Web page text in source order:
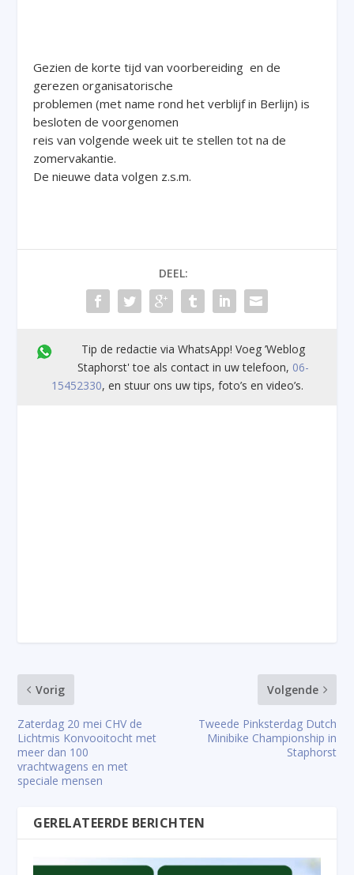
Gezien de korte tijd van voorbereiding en de
gerezen organisatorische
problemen (met name rond het verblijf in Berlijn) is
besloten de voorgenomen
reis van volgende week uit te stellen tot na de
zomervakantie.
De nieuwe data volgen z.s.m.
DEEL:
Tip de redactie via WhatsApp! Voeg ’Weblog
Staphorst' toe als contact in uw telefoon, 06-
15452330, en stuur ons uw tips, foto’s en video’s.
Vorig
Zaterdag 20 mei CHV de
Lichtmis Konvooitocht met
meer dan 100
vrachtwagens en met
speciale mensen
Volgende
Tweede Pinksterdag Dutch
Minibike Championship in
Staphorst
GERELATEERDE BERICHTEN